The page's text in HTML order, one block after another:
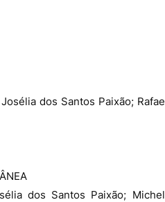
dos Santos Paixão;
dos Santos Paixão;